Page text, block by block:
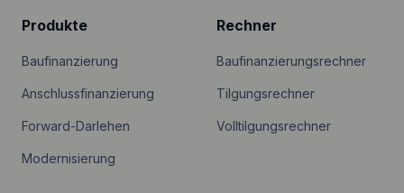
Produkte
Baufinanzierung
Anschlussfinanzierung
Forward-Darlehen
Modernisierung
Rechner
Baufinanzierungsrechner
Tilgungsrechner
Volltilgungsrechner